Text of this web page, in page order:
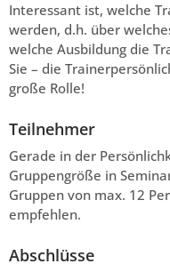
Interessant ist, welche
werden, d.h. über
welche Ausbildung die
Sie – die
große Rolle!
Teilnehmer
Gerade in der
Gruppengröße in
Gruppen von max. 12
empfehlen.
Abschlüsse